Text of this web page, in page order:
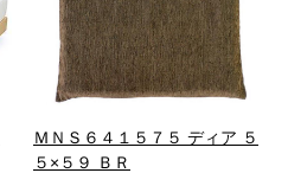
ＭＮＳ６４１５７５ ディア ５
５×５９ ＢＲ